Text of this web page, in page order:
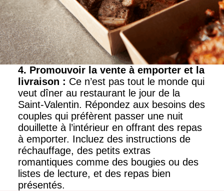
4. Promouvoir la vente à emporter et la
livraison : Ce n’est pas tout le monde qui
veut dîner au restaurant le jour de la
Saint-Valentin. Répondez aux besoins des
couples qui préfèrent passer une nuit
douillette à l’intérieur en offrant des repas
à emporter. Incluez des instructions de
réchauffage, des petits extras
romantiques comme des bougies ou des
listes de lecture, et des repas bien
présentés.